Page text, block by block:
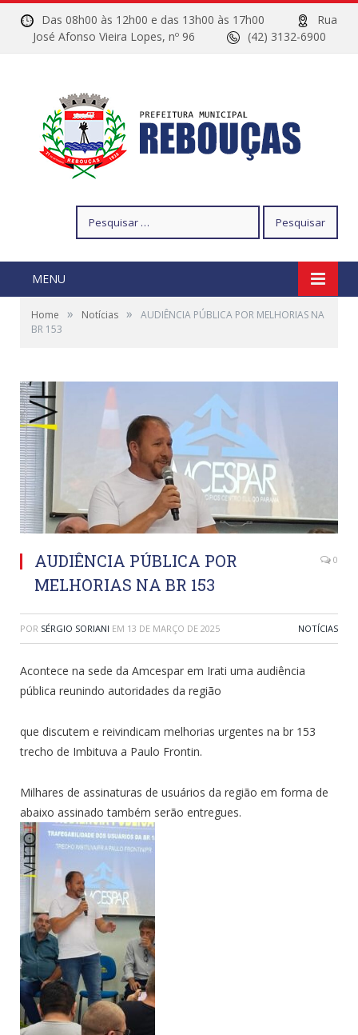
Das 08h00 às 12h00 e das 13h00 às 17h00
Rua
José Afonso Vieira Lopes, nº 96
(42) 3132-6900
por:
MENU
Home » Notícias »
AUDIÊNCIA PÚBLICA POR MELHORIAS NA
BR 153
AUDIÊNCIA PÚBLICA POR
MELHORIAS NA BR 153
0
POR SÉRGIO SORIANI EM 13 DE MARÇO DE 2025 NOTÍCIAS
Acontece na sede da Amcespar em Irati uma audiência
pública reunindo autoridades da região
que discutem e reivindicam melhorias urgentes na br 153
trecho de Imbituva a Paulo Frontin.
Milhares de assinaturas de usuários da região em forma de
abaixo assinado também serão entregues.